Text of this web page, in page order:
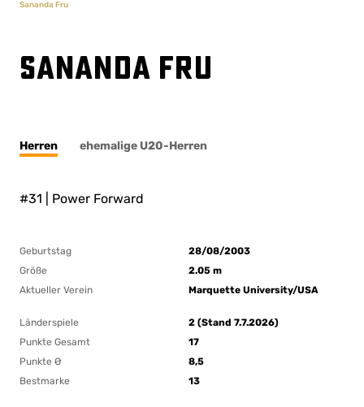
Sananda Fru
Sananda Fru
Herren ehemalige U20-Herren
#31 | Power Forward
Geburtstag
28/08/2003
Größe
2.05 m
Aktueller Verein
Marquette University/USA
Länderspiele
2 (Stand 7.7.2026)
Punkte Gesamt
17
Punkte Ø
8,5
Bestmarke
13